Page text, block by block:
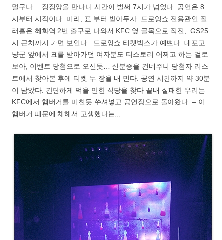
멀구나… 징징양을 만나니 시간이 벌써 7시가 넘었다. 공연은 8
시부터 시작이다. 미리, 표 부터 받아두자. 드로잉쇼 전용관인 질
러홀은 혜화역 2번 출구로 나와서 KFC 옆 골목으로 직진, GS25
시 근처까지 가면 보인다. 드로잉쇼 티켓박스가 예쁘다. 대포고
냥군 앞에서 표를 받아가던 여자분도 티스토리 어쩌고 하는 걸로
보아, 이벤트 당첨으로 오신듯… 신분증을 건네주니 당첨자 리스
트에서 찾아본 후에 티켓 두 장을 내 민다. 공연 시간까지 약 30분
이 남았다. 간단하게 먹을 만한 식당을 찾다 끝내 실패한 우리는
KFC에서 햄버거를 미친듯 쑤셔넣고 공연장으로 돌아왔다. – 이
햄버거 때문에 체해서 고생했다는;;;